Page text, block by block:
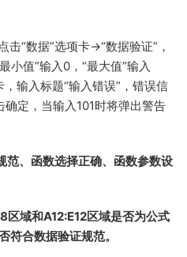
“数据”选项卡→“数据验证”，
小值”输入0，“最大值”输入
输入标题“输入错误”，错误信
定，当输入101时将弹出警告
范、函数选择正确、函数参数设
域和A12:E12区域是否为公式
符合数据验证规范。